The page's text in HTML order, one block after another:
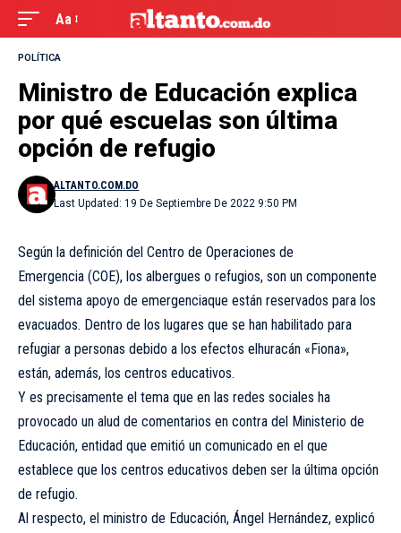
Aa
POLÍTICA
Ministro de Educación explica
por qué escuelas son última
opción de refugio
Last Updated: 19 De Septiembre De 2022 9:50 PM
ALTANTO.COM.DO
Según la definición del Centro de Operaciones de
Emergencia (COE), los albergues o refugios, son un componente
del sistema apoyo de emergenciaque están reservados para los
evacuados. Dentro de los lugares que se han habilitado para
refugiar a personas debido a los efectos elhuracán «Fiona»,
están, además, los centros educativos.
Y es precisamente el tema que en las redes sociales ha
provocado un alud de comentarios en contra del Ministerio de
Educación, entidad que emitió un comunicado en el que
establece que los centros educativos deben ser la última opción
de refugio.
Al respecto, el ministro de Educación, Ángel Hernández, explicó